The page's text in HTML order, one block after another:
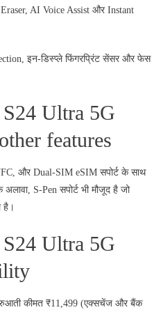
AI Voice Assist और Instant
इन-डिस्प्ले फिंगरप्रिंट सेंसर और फेस
Ultra 5G
features
और Dual-SIM eSIM सपोर्ट के साथ
S-Pen सपोर्ट भी मौजूद है जो
है।
Ultra 5G
कीमत ₹11,499 (एक्सचेंज और बैंक